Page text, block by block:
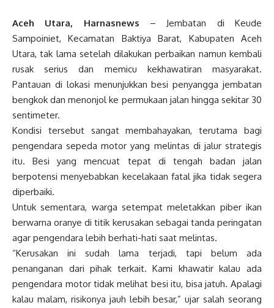
Aceh Utara, Harnasnews – Jembatan di Keude
Sampoiniet, Kecamatan Baktiya Barat, Kabupaten Aceh
Utara, tak lama setelah dilakukan perbaikan namun kembali
rusak serius dan memicu kekhawatiran masyarakat.
Pantauan di lokasi menunjukkan besi penyangga jembatan
bengkok dan menonjol ke permukaan jalan hingga sekitar 30
sentimeter.
Kondisi tersebut sangat membahayakan, terutama bagi
pengendara sepeda motor yang melintas di jalur strategis
itu. Besi yang mencuat tepat di tengah badan jalan
berpotensi menyebabkan kecelakaan fatal jika tidak segera
diperbaiki.
Untuk sementara, warga setempat meletakkan piber ikan
berwarna oranye di titik kerusakan sebagai tanda peringatan
agar pengendara lebih berhati-hati saat melintas.
“Kerusakan ini sudah lama terjadi, tapi belum ada
penanganan dari pihak terkait. Kami khawatir kalau ada
pengendara motor tidak melihat besi itu, bisa jatuh. Apalagi
kalau malam, risikonya jauh lebih besar,” ujar salah seorang